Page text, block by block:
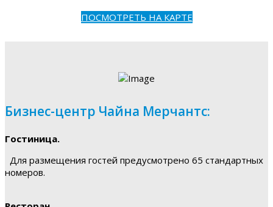
ПОСМОТРЕТЬ НА КАРТЕ
Бизнес-центр Чайна Мерчантс:
Гостиница.
Для размещения гостей предусмотрено 65 стандартных
номеров.